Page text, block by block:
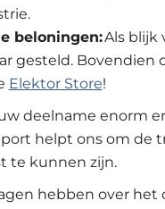
beloningen:Als blijk
gesteld. Bovendien
Elektor Store!
deelname enorm
helpt ons om de
te kunnen zijn.
hebben over het